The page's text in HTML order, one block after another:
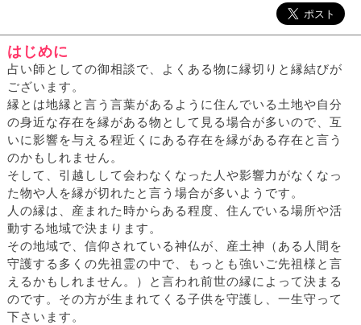
はじめに
占い師としての御相談で、よくある物に縁切りと縁結びが
ございます。
縁とは地縁と言う言葉があるように住んでいる土地や自分
の身近な存在を縁がある物として見る場合が多いので、互
いに影響を与える程近くにある存在を縁がある存在と言う
のかもしれません。
そして、引越しして会わなくなった人や影響力がなくなっ
た物や人を縁が切れたと言う場合が多いようです。
人の縁は、産まれた時からある程度、住んでいる場所や活
動する地域で決まります。
その地域で、信仰されている神仏が、産土神（ある人間を
守護する多くの先祖霊の中で、もっとも強いご先祖様と言
えるかもしれません。）と言われ前世の縁によって決まる
のです。その方が生まれてくる子供を守護し、一生守って
下さいます。